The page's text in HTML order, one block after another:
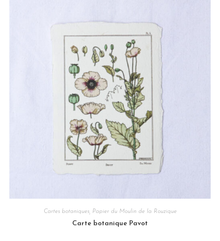
Cartes botaniques, Papier du Moulin de la Rouzique
Carte botanique Pavot